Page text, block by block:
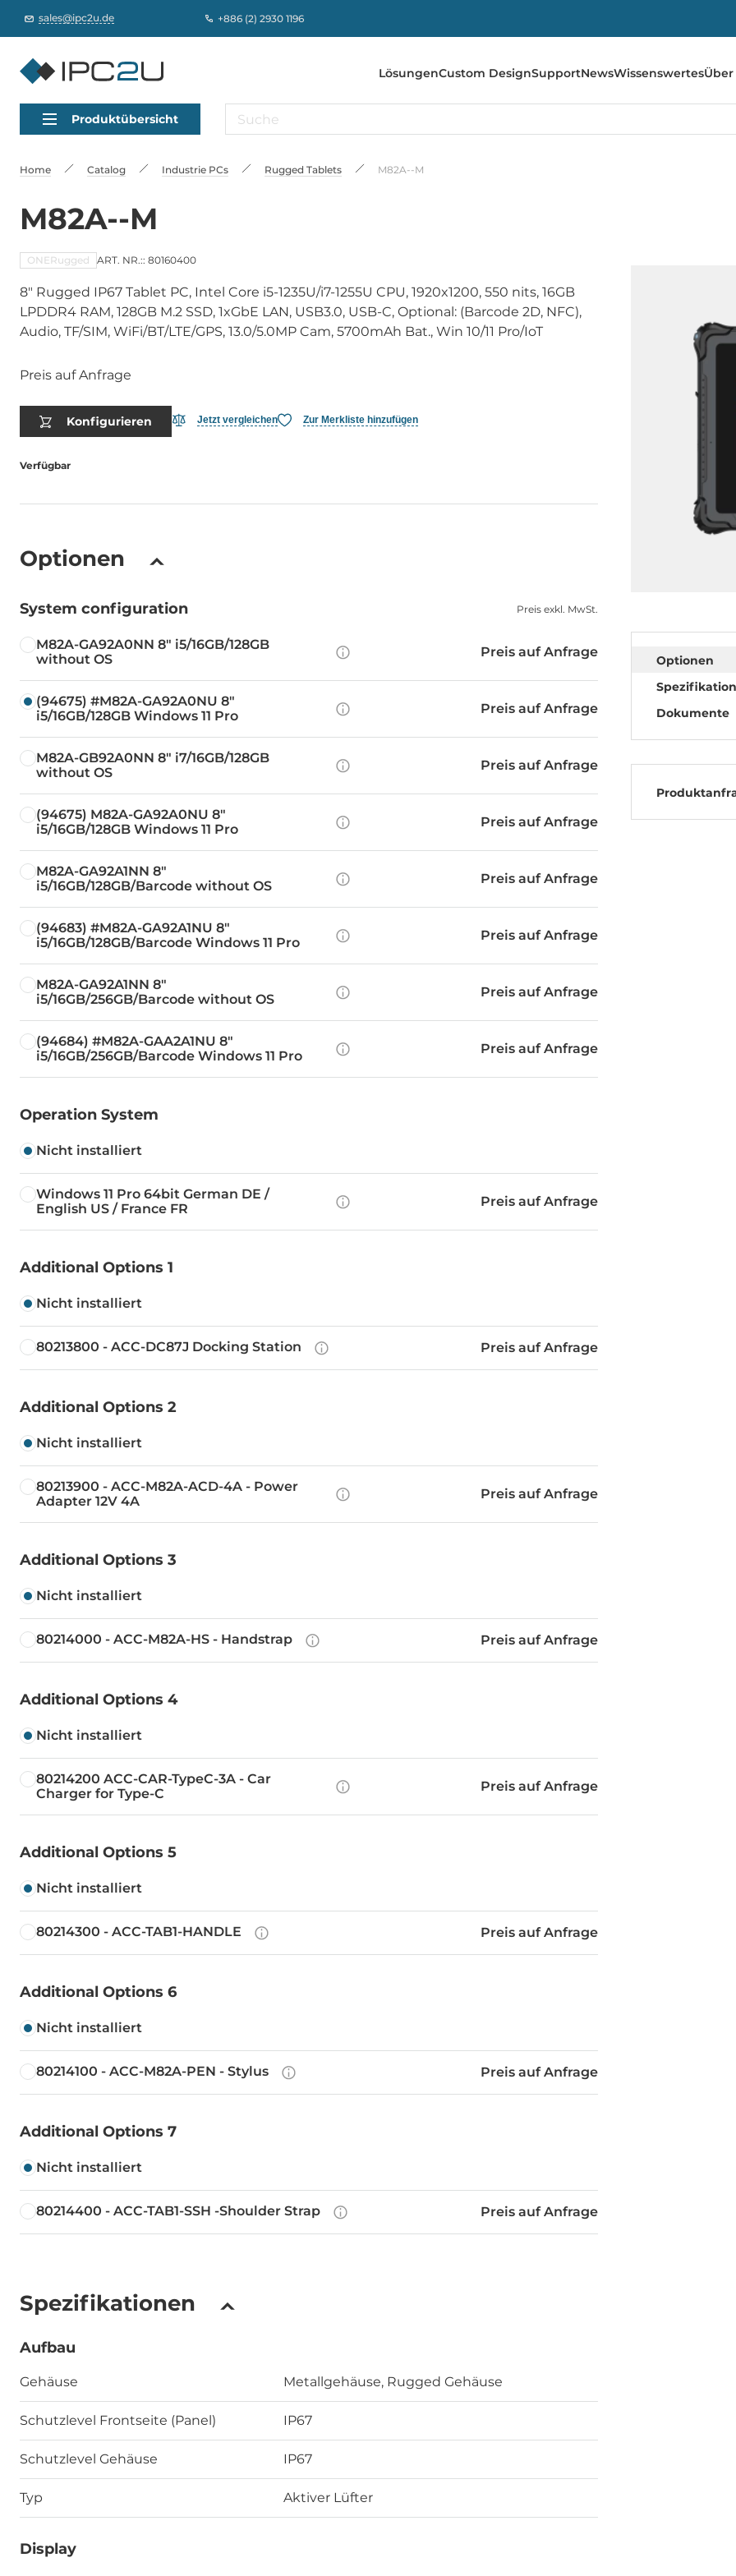
sales@ipc2u.de +886 (2) 2930 1196
LösungenCustom DesignSupportNewsWissenswertes
Produktübersicht
Home Catalog Industrie PCs Rugged Tablets M82A--M
M82A--M
ONERugged ART. NR.:: 80160400
8" Rugged IP67 Tablet PC, Intel Core i5-1235U/i7-1255U CPU, 1920x1200, 550 nits, 16GB
LPDDR4 RAM, 128GB M.2 SSD, 1xGbE LAN, USB3.0, USB-C, Optional: (Barcode 2D, NFC),
Audio, TF/SIM, WiFi/BT/LTE/GPS, 13.0/5.0MP Cam, 5700mAh Bat., Win 10/11 Pro/IoT
Preis auf Anfrage
Konfigurieren Jetzt vergleichen Zur Merkliste hinzufügen
Verfügbar
Optionen
System configuration Preis exkl. MwSt.
M82A-GA92A0NN 8" i5/16GB/128GB
without OS
Preis auf Anfrage
(94675) #M82A-GA92A0NU 8"
i5/16GB/128GB Windows 11 Pro
Preis auf Anfrage
M82A-GB92A0NN 8" i7/16GB/128GB
without OS
Preis auf Anfrage
(94675) M82A-GA92A0NU 8"
i5/16GB/128GB Windows 11 Pro
Preis auf Anfrage
M82A-GA92A1NN 8"
i5/16GB/128GB/Barcode without OS
Preis auf Anfrage
(94683) #M82A-GA92A1NU 8"
i5/16GB/128GB/Barcode Windows 11 Pro
Preis auf Anfrage
M82A-GA92A1NN 8"
i5/16GB/256GB/Barcode without OS
Preis auf Anfrage
(94684) #M82A-GAA2A1NU 8"
i5/16GB/256GB/Barcode Windows 11 Pro
Preis auf Anfrage
Operation System
Nicht installiert
Windows 11 Pro 64bit German DE /
English US / France FR
Preis auf Anfrage
Additional Options 1
Nicht installiert
80213800 - ACC-DC87J Docking Station Preis auf Anfrage
Additional Options 2
Nicht installiert
80213900 - ACC-M82A-ACD-4A - Power
Adapter 12V 4A
Preis auf Anfrage
Additional Options 3
Nicht installiert
80214000 - ACC-M82A-HS - Handstrap Preis auf Anfrage
Additional Options 4
Nicht installiert
80214200 ACC-CAR-TypeC-3A - Car
Charger for Type-C
Preis auf Anfrage
Additional Options 5
Nicht installiert
80214300 - ACC-TAB1-HANDLE Preis auf Anfrage
Additional Options 6
Nicht installiert
80214100 - ACC-M82A-PEN - Stylus Preis auf Anfrage
Additional Options 7
Nicht installiert
80214400 - ACC-TAB1-SSH -Shoulder Strap Preis auf Anfrage
Spezifikationen
Aufbau
Gehäuse Metallgehäuse, Rugged Gehäuse
Schutzlevel Frontseite (Panel) IP67
Schutzlevel Gehäuse IP67
Typ Aktiver Lüfter
Display
Optionen
Dokumente